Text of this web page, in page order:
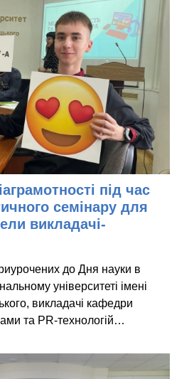
під час
семінару для
викладачі-
до Дня науки в
університеті імені
викладачі кафедри
та PR-технологій…